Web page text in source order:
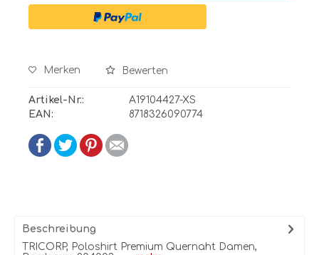
Merken Bewerten
Artikel-Nr.:
A19104427-XS
EAN:
8718326090774
Beschreibung
TRICORP, Poloshirt Premium Quernaht Damen,